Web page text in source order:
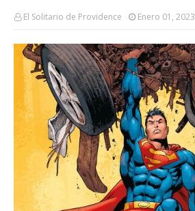
El Solitario de Providence Enero 01, 2023